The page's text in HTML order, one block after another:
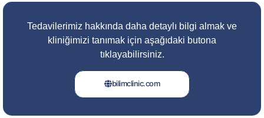
Tedavilerimiz hakkında daha detaylı bilgi almak ve
kliniğimizi tanımak için aşağıdaki butona
tıklayabilirsiniz.
bilimclinic.com